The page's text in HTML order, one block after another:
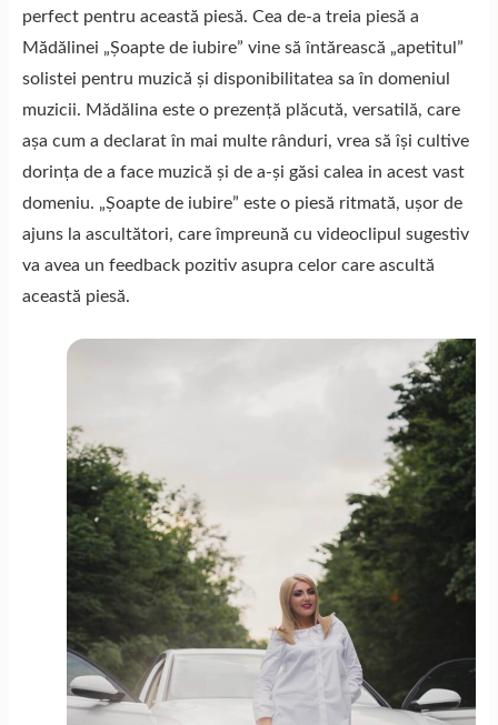
perfect pentru această piesă. Cea de-a treia piesă a
Mădălinei „Șoapte de iubire” vine să întărească „apetitul”
solistei pentru muzică și disponibilitatea sa în domeniul
muzicii. Mădălina este o prezență plăcută, versatilă, care
așa cum a declarat în mai multe rânduri, vrea să își cultive
dorința de a face muzică și de a-și găsi calea in acest vast
domeniu. „Șoapte de iubire” este o piesă ritmată, ușor de
ajuns la ascultători, care împreună cu videoclipul sugestiv
va avea un feedback pozitiv asupra celor care ascultă
această piesă.